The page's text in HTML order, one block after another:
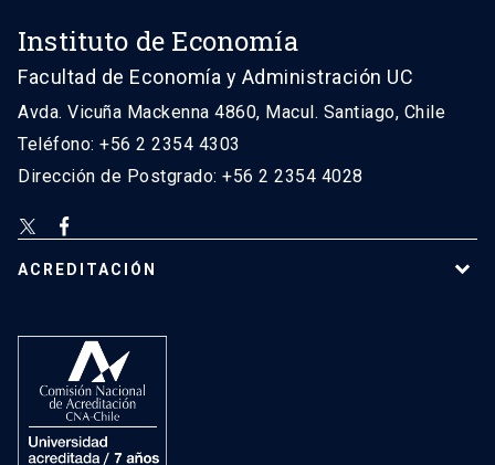
Instituto de Economía
Facultad de Economía y Administración UC
Avda. Vicuña Mackenna 4860, Macul. Santiago, Chile
Teléfono: +56 2 2354 4303
Dirección de Postgrado: +56 2 2354 4028
ACREDITACIÓN